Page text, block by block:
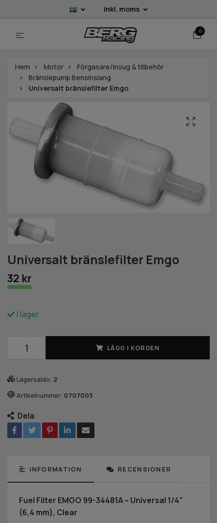
Inkl. moms
0
Hem Motor
Förgasare/insug & tillbehör
Bränslepump Bensinslang
Universalt bränslefilter Emgo
Universalt bränslefilter Emgo
32 kr
I lager
LÄGG I KORGEN
Lagersaldo: 2
Artikelnummer: 0707003
Dela
INFORMATION RECENSIONER
Fuel Filter EMGO 99-34481A – Universal 1/4”
(6,4 mm), Clear